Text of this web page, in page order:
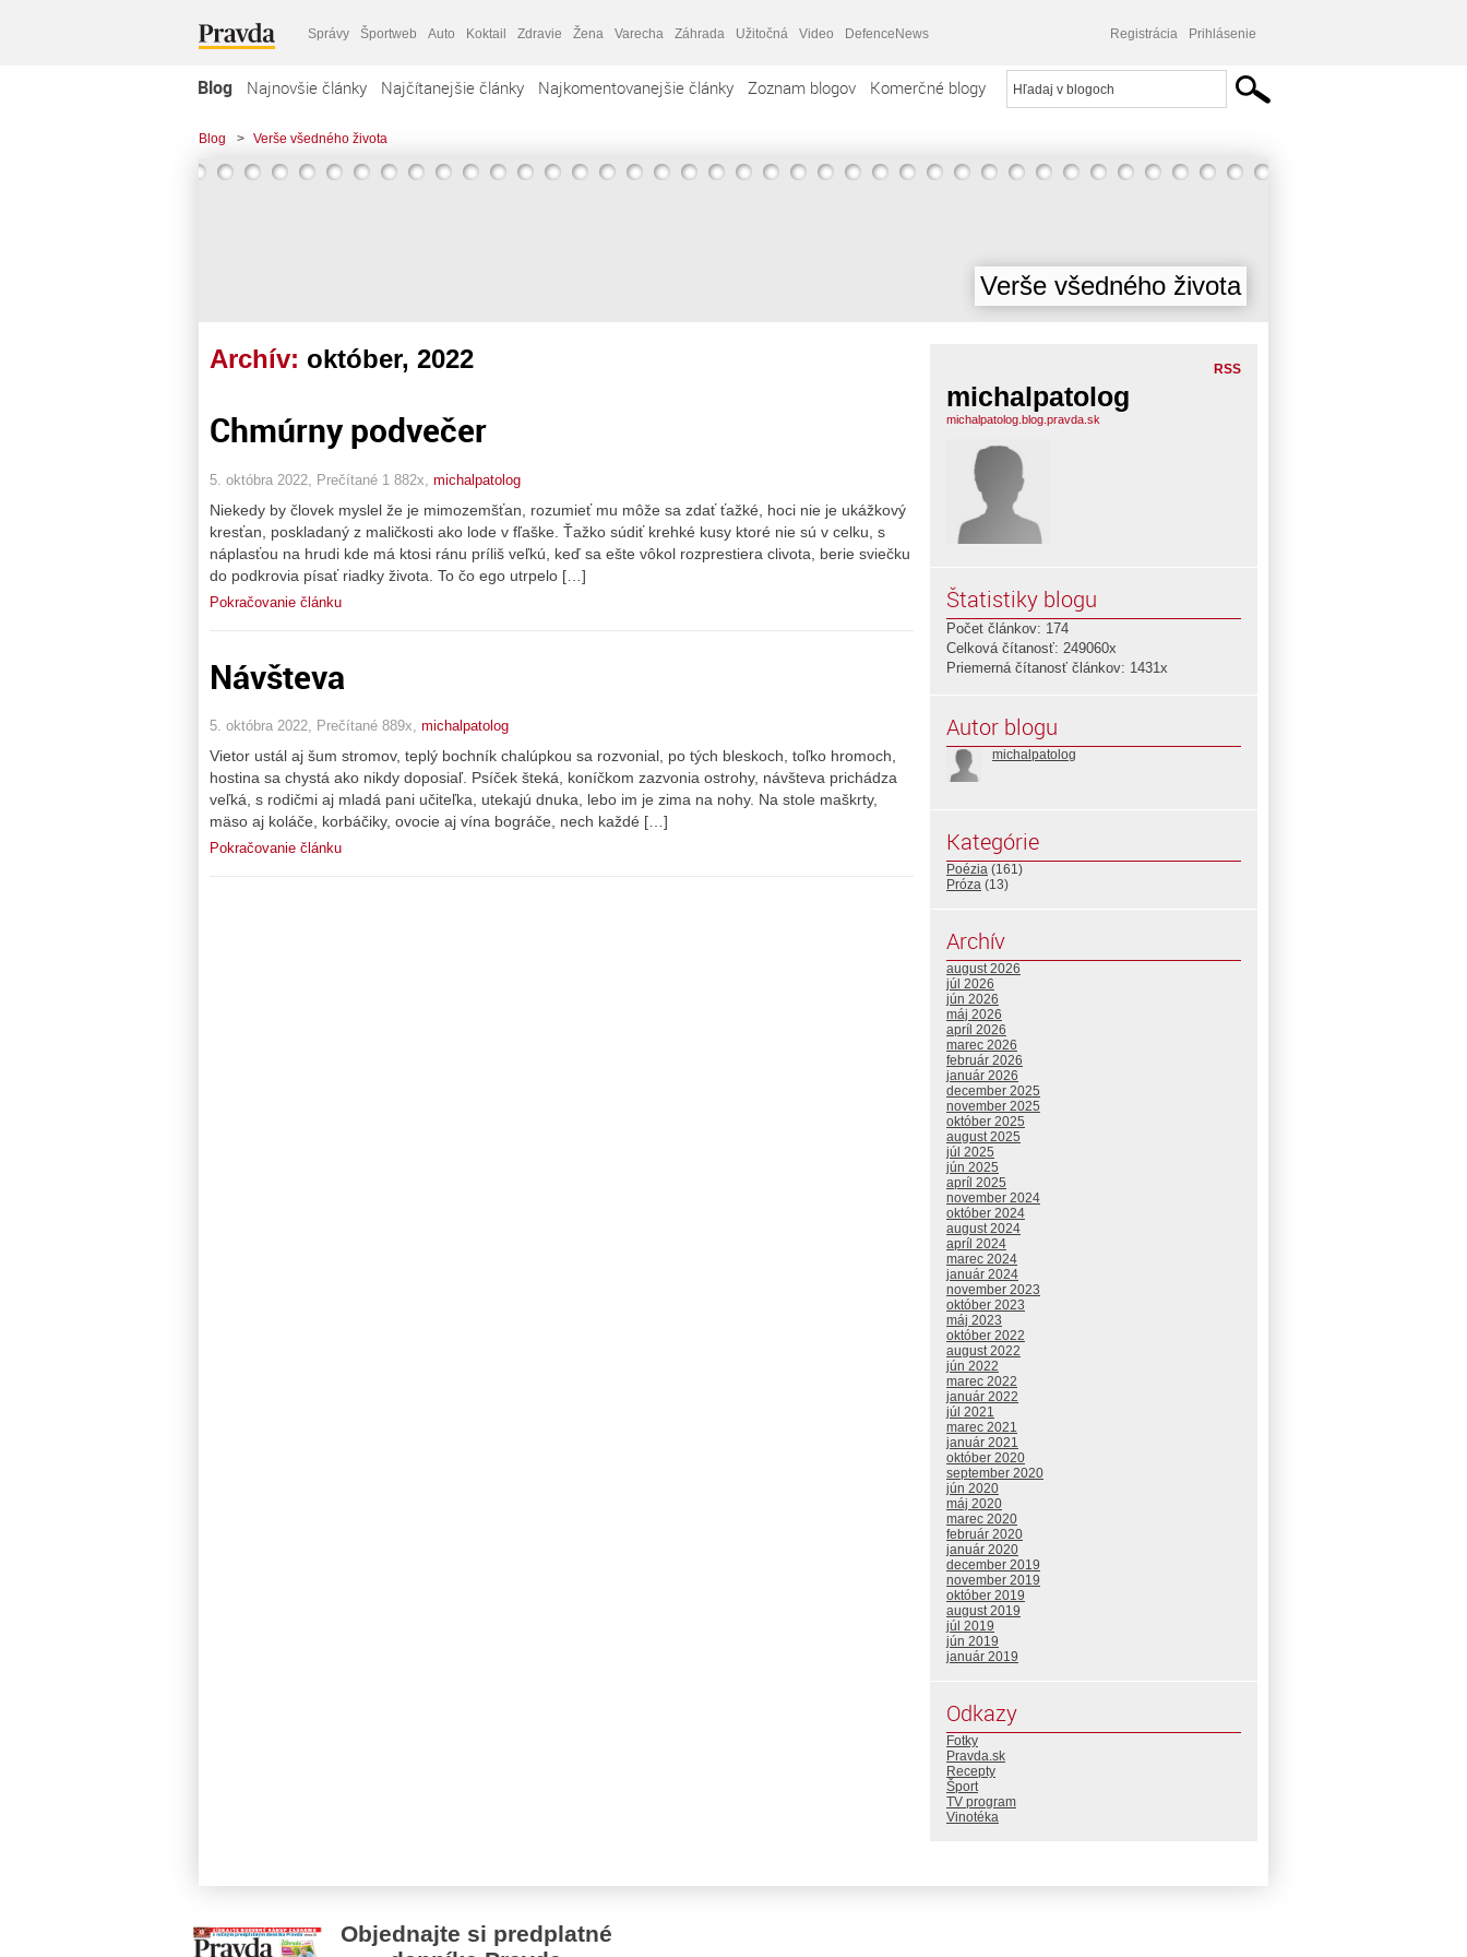
Správy Športweb Auto Koktail Zdravie Žena Varecha Záhrada Užitočná Video DefenceNews Registrácia Prihlásenie
Blog Najnovšie články Najčítanejšie články Najkomentovanejšie články Zoznam blogov Komerčné blogy
Blog > Verše všedného života
Verše všedného života
Archív: október, 2022
Chmúrny podvečer
5. októbra 2022, Prečítané 1 882x, michalpatolog
Niekedy by človek myslel že je mimozemšťan, rozumieť mu môže sa zdať ťažké, hoci nie je ukážkový
kresťan, poskladaný z maličkosti ako lode v fľaške. Ťažko súdiť krehké kusy ktoré nie sú v celku, s
náplasťou na hrudi kde má ktosi ránu príliš veľkú, keď sa ešte vôkol rozprestiera clivota, berie sviečku
do podkrovia písať riadky života. To čo ego utrpelo […]
Pokračovanie článku
Návšteva
5. októbra 2022, Prečítané 889x, michalpatolog
Vietor ustál aj šum stromov, teplý bochník chalúpkou sa rozvonial, po tých bleskoch, toľko hromoch,
hostina sa chystá ako nikdy doposiaľ. Psíček šteká, koníčkom zazvonia ostrohy, návšteva prichádza
veľká, s rodičmi aj mladá pani učiteľka, utekajú dnuka, lebo im je zima na nohy. Na stole maškrty,
mäso aj koláče, korbáčiky, ovocie aj vína bográče, nech každé […]
Pokračovanie článku
RSS
michalpatolog
michalpatolog.blog.pravda.sk
Štatistiky blogu
Počet článkov: 174
Celková čítanosť: 249060x
Priemerná čítanosť článkov: 1431x
Autor blogu
michalpatolog
Kategórie
Poézia (161)
Próza (13)
Archív
august 2026
júl 2026
jún 2026
máj 2026
apríl 2026
marec 2026
február 2026
január 2026
december 2025
november 2025
október 2025
august 2025
júl 2025
jún 2025
apríl 2025
november 2024
október 2024
august 2024
apríl 2024
marec 2024
január 2024
november 2023
október 2023
máj 2023
október 2022
august 2022
jún 2022
marec 2022
január 2022
júl 2021
marec 2021
január 2021
október 2020
september 2020
jún 2020
máj 2020
marec 2020
február 2020
január 2020
december 2019
november 2019
október 2019
august 2019
júl 2019
jún 2019
január 2019
Odkazy
Fotky
Pravda.sk
Recepty
Šport
TV program
Vinotéka
Objednajte si predplatné